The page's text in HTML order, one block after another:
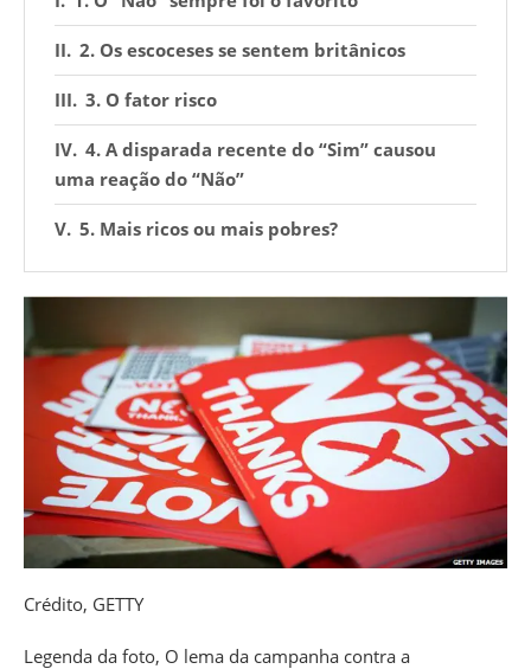
2. Os escoceses se sentem britânicos
3. O fator risco
4. A disparada recente do “Sim” causou
uma reação do “Não”
5. Mais ricos ou mais pobres?
Crédito, GETTY
Legenda da foto, O lema da campanha contra a